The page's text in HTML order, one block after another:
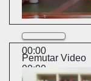
00:00
00:00
Pemutar Video